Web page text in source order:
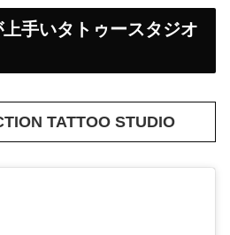
手いタトゥースタジオ
TATTOO STUDIO